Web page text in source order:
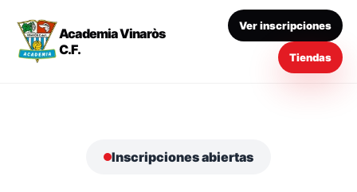
Academia Vinaròs
C.F.
Ver inscripciones
Tiendas
Inscripciones abiertas